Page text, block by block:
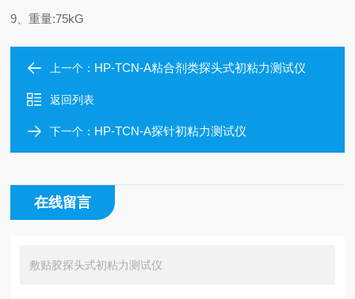
9 、重量:75kG
上一个： HP-TCN-A粘合剂类探头式初粘力测试仪
返回列表
下一个： HP-TCN-A探针初粘力测试仪
在线留言